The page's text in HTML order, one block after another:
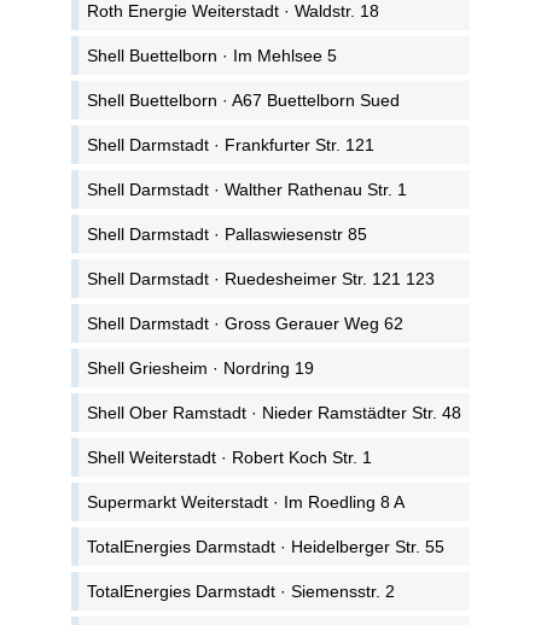
Roth Energie Weiterstadt · Waldstr. 18
Shell Buettelborn · Im Mehlsee 5
Shell Buettelborn · A67 Buettelborn Sued
Shell Darmstadt · Frankfurter Str. 121
Shell Darmstadt · Walther Rathenau Str. 1
Shell Darmstadt · Pallaswiesenstr 85
Shell Darmstadt · Ruedesheimer Str. 121 123
Shell Darmstadt · Gross Gerauer Weg 62
Shell Griesheim · Nordring 19
Shell Ober Ramstadt · Nieder Ramstädter Str. 48
Shell Weiterstadt · Robert Koch Str. 1
Supermarkt Weiterstadt · Im Roedling 8 A
TotalEnergies Darmstadt · Heidelberger Str. 55
TotalEnergies Darmstadt · Siemensstr. 2